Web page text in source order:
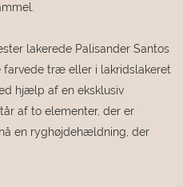
lakerede Palisander Santos
farvede træ eller i lakridslakeret
hjælp af en eksklusiv
af to elementer, der er
en ryghøjdehældning, der